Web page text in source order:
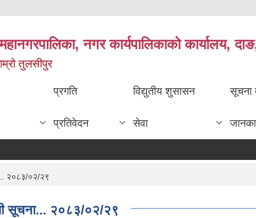
नगर कार्यपालिकाको कार्यालय,
तुलसीपुर
प्रगति
प्रतिवेदन
विद्युतीय शुसासन
सेवा
सूचना
२०८३/०२/२९
सूचना... २०८३/०२/२९